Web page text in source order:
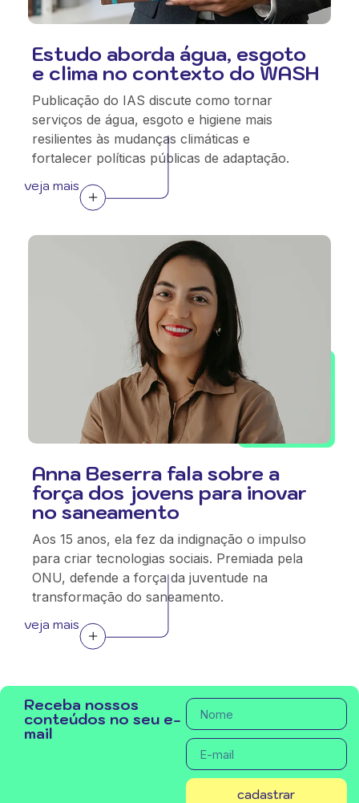
Estudo aborda água, esgoto
e clima no contexto do WASH
Publicação do IAS discute como tornar
serviços de água, esgoto e higiene mais
resilientes às mudanças climáticas e
fortalecer políticas públicas de adaptação.
veja mais
Anna Beserra fala sobre a
força dos jovens para inovar
no saneamento
Aos 15 anos, ela fez da indignação o impulso
para criar tecnologias sociais. Premiada pela
ONU, defende a força da juventude na
transformação do saneamento.
veja mais
Receba nossos
conteúdos no seu e-
mail
cadastrar